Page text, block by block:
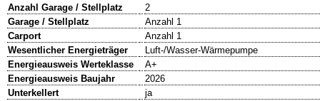
Anzahl Garage / Stellplatz
2
Garage / Stellplatz
Anzahl 1
Carport
Anzahl 1
Wesentlicher Energieträger
Luft-/Wasser-Wärmepumpe
Energieausweis Werteklasse
A+
Energieausweis Baujahr
2026
Unterkellert
ja